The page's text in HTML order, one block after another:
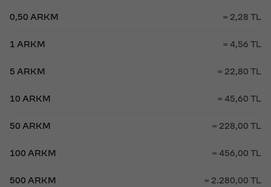
0,50 ARKM = 2,28 TL
1 ARKM = 4,56 TL
5 ARKM = 22,80 TL
10 ARKM = 45,60 TL
50 ARKM = 228,00 TL
100 ARKM = 456,00 TL
500 ARKM = 2.280,00 TL